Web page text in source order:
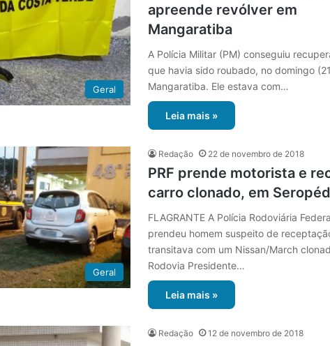
Geral
apreende revólver em
Mangaratiba
A Polícia Militar (PM) conseguiu
que havia sido roubado, no domingo
Mangaratiba. Ele estava com…
Leia mais »
Geral
Redação 22 de novembro de 2018
PRF prende motorista e
carro clonado, em
FLAGRANTE A Polícia Rodoviária
prendeu homem suspeito de
transitava com um Nissan/March
Rodovia Presidente…
Leia mais »
Redação 12 de novembro de 2018